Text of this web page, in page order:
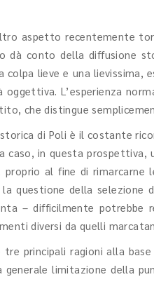
aspetto recentemente
dà conto della diffusione
lieve e una
L’esperienza
che distingue
di Poli è il costante
in questa
, proprio al fine di
questione della
– difficilmente
diversi da quelli
principali ragioni alla
generale limitazione della